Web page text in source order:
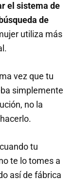
el sistema de
de
utiliza más
vez que tu
simplemente
no la
tu
te lo tomes a
así de fábrica